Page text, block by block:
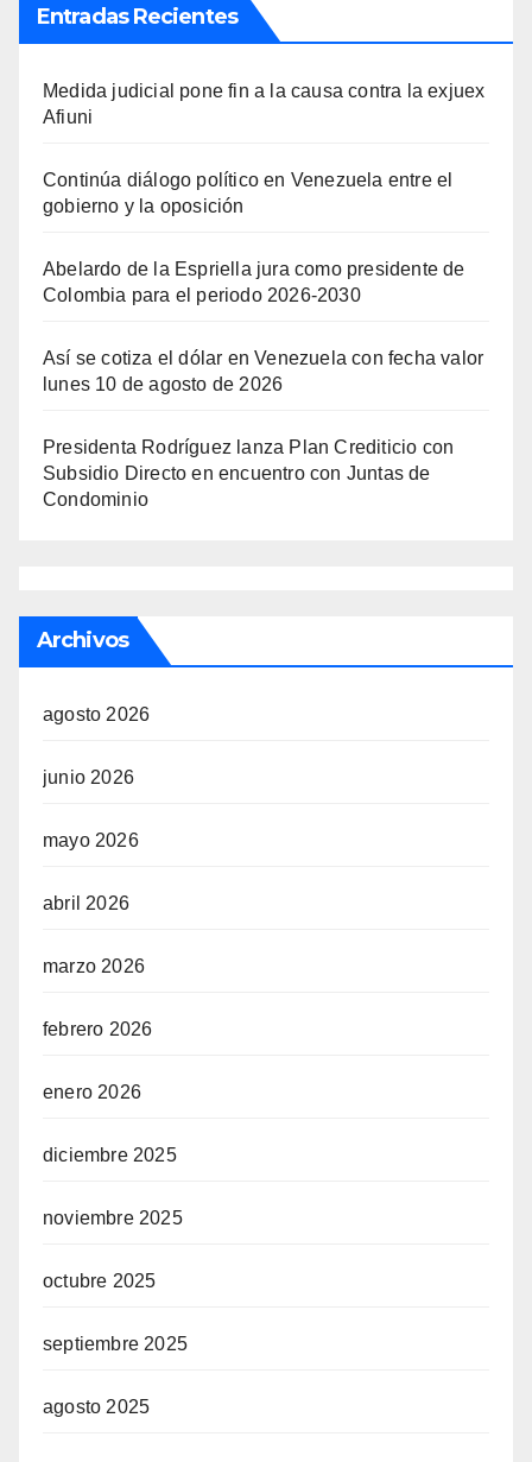
Entradas Recientes
Medida judicial pone fin a la causa contra la exjuex
Afiuni
Continúa diálogo político en Venezuela entre el
gobierno y la oposición
Abelardo de la Espriella jura como presidente de
Colombia para el periodo 2026-2030
Así se cotiza el dólar en Venezuela con fecha valor
lunes 10 de agosto de 2026
Presidenta Rodríguez lanza Plan Crediticio con
Subsidio Directo en encuentro con Juntas de
Condominio
Archivos
agosto 2026
junio 2026
mayo 2026
abril 2026
marzo 2026
febrero 2026
enero 2026
diciembre 2025
noviembre 2025
octubre 2025
septiembre 2025
agosto 2025